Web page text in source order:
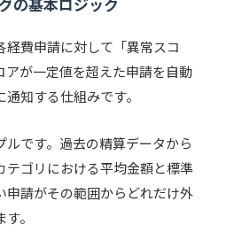
費申請に対して「異常スコ
アが一定値を超えた申請を自動
知する仕組みです。
です。過去の精算データから
テゴリにおける平均金額と標準
申請がその範囲からどれだけ外
。